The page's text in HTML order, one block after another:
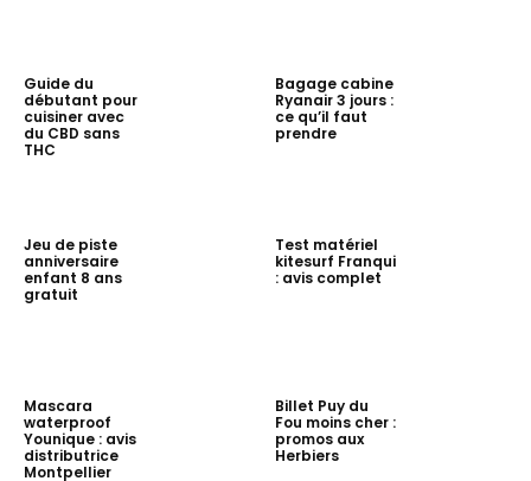
Guide du
débutant pour
cuisiner avec
du CBD sans
THC
Bagage cabine
Ryanair 3 jours :
ce qu’il faut
prendre
Jeu de piste
anniversaire
enfant 8 ans
gratuit
Test matériel
kitesurf Franqui
: avis complet
Mascara
waterproof
Younique : avis
distributrice
Montpellier
Billet Puy du
Fou moins cher :
promos aux
Herbiers